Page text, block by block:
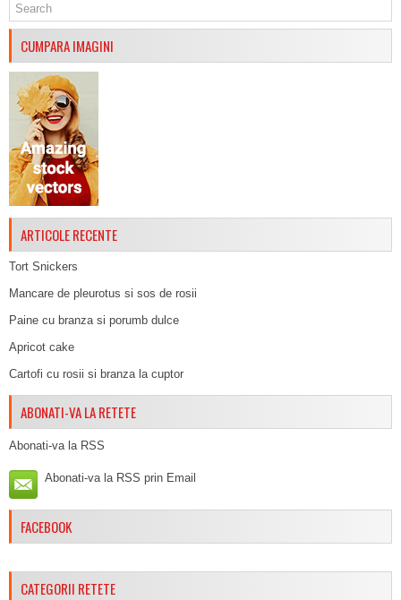
CUMPARA IMAGINI
ARTICOLE RECENTE
Tort Snickers
Mancare de pleurotus si sos de rosii
Paine cu branza si porumb dulce
Apricot cake
Cartofi cu rosii si branza la cuptor
ABONATI-VA LA RETETE
Abonati-va la RSS
Abonati-va la RSS prin Email
FACEBOOK
CATEGORII RETETE